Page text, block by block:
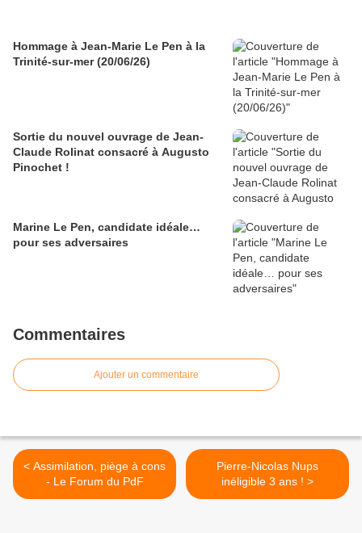
Hommage à Jean-Marie Le Pen à la
Trinité-sur-mer (20/06/26)
Sortie du nouvel ouvrage de Jean-
Claude Rolinat consacré à Augusto
Pinochet !
Marine Le Pen, candidate idéale…
pour ses adversaires
Commentaires
Ajouter un commentaire
< Assimilation, piège à cons
- Le Forum du PdF
Pierre-Nicolas Nups
inéligible 3 ans ! >